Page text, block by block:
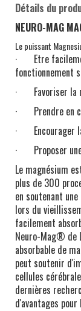
Détails du
NEURO-MAG
Le puissant
· Etre
fonctionnement
· Favoriser la
· Prendre en
· Encourager
· Proposer une
Le magnésium
plus de 300
en soutenant
lors du
facilement
Neuro-Mag® de
absorbable de
peut soutenir
cellules
dernières
d'avantages